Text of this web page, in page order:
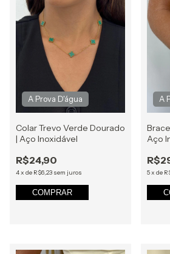
Colar Trevo Verde Dourado
| Aço Inoxidável
R$24,90
4x de R$6,23 sem juros
COMPRAR
Aço
5x de